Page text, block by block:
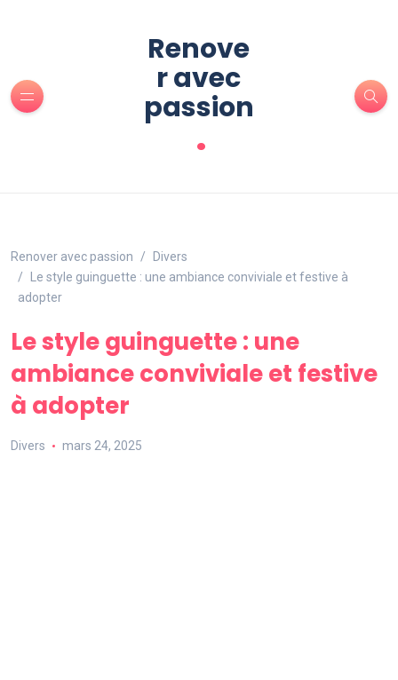
Renove
r avec
passion
.
Renover avec passion
Divers
Le style guinguette : une ambiance conviviale et festive à
adopter
Le style guinguette : une
ambiance conviviale et festive
à adopter
Divers mars 24, 2025